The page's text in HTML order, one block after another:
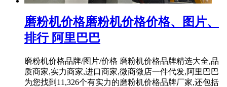
磨粉机价格磨粉机价格价格、图片、
排行 阿里巴巴
磨粉机价格品牌/图片/价格 磨粉机价格品牌精选大全,品
质商家,实力商家,进口商家,微商微店一件代发,阿里巴巴
为您找到11,326个有实力的磨粉机价格品牌厂家,还包括